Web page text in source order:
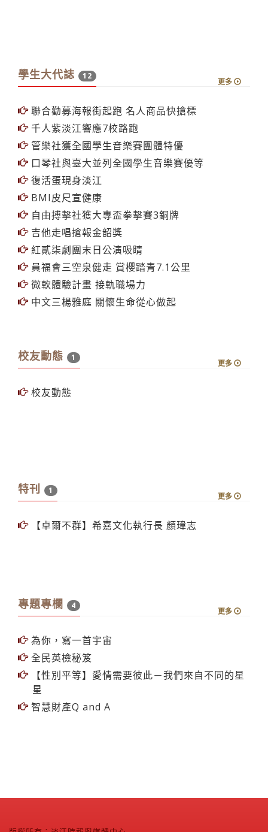
學生大代誌 12
聯合勸募海報街起跑 名人商品快搶標
千人紫淡江響應7校路跑
管樂社獲全國學生音樂賽團體特優
口琴社與臺大並列全國學生音樂賽優等
復活蛋現身淡江
BMI皮尺宣健康
自由搏擊社獲大專盃拳擊賽3銅牌
吉他走唱搶報金韶獎
紅貳柒劇團末日公演吸睛
員福會三空泉健走 賞櫻踏青7.1公里
微軟體驗計畫 接軌職場力
校友動態 1
特刊 1
專題專欄 4
為你，寫一首宇宙
全民英檢秘笈
【性別平等】愛情需要彼此－我們來自不同的星
星